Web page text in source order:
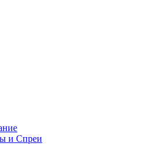
и Спреи